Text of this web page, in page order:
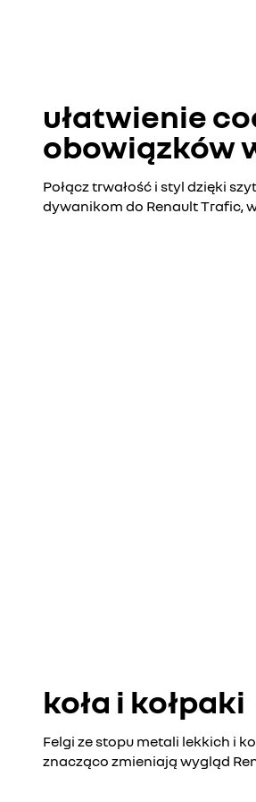
ułatwienie
obowiązków
Połącz trwałość i styl dzięki
dywanikom do Renault Trafic,
koła i kołpaki
Felgi ze stopu metali lekkich i
znacząco zmieniają wygląd